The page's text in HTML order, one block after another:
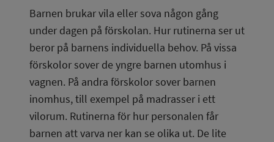
Barnen brukar vila eller sova någon gång
under dagen på förskolan. Hur rutinerna ser ut
beror på barnens individuella behov. På vissa
förskolor sover de yngre barnen utomhus i
vagnen. På andra förskolor sover barnen
inomhus, till exempel på madrasser i ett
vilorum. Rutinerna för hur personalen får
barnen att varva ner kan se olika ut. De lite